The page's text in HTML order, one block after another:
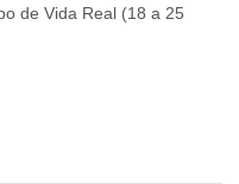
de Vida Real (18 a 25